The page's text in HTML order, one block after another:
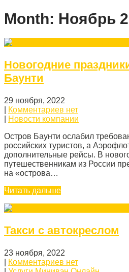
Month: Ноябрь
Новогодние
Баунти
29 ноября, 2022
Комментариев нет
Новости компании
Остров Баунти ослабил
российских туристов, а
дополнительные рейсы. В
путешественникам из России
на «острова…
Читать дальше
Такси с автокреслом
23 ноября, 2022
Комментариев нет